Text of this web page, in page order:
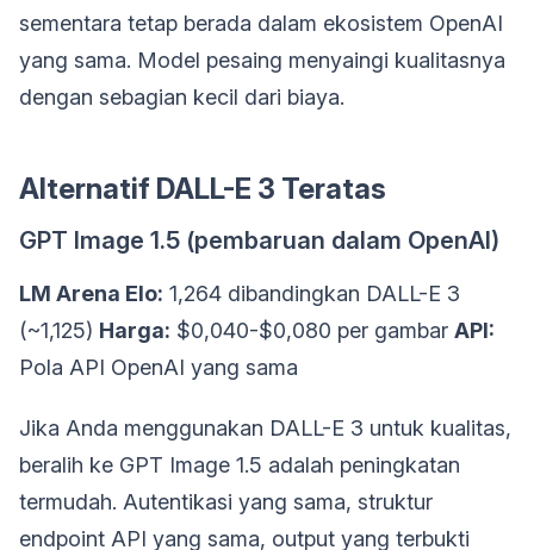
sementara tetap berada dalam ekosistem OpenAI
yang sama. Model pesaing menyaingi kualitasnya
dengan sebagian kecil dari biaya.
Alternatif DALL-E 3 Teratas
GPT Image 1.5 (pembaruan dalam OpenAI)
LM Arena Elo: 1,264 dibandingkan DALL-E 3
(~1,125) Harga: $0,040-$0,080 per gambar API:
Pola API OpenAI yang sama
Jika Anda menggunakan DALL-E 3 untuk kualitas,
beralih ke GPT Image 1.5 adalah peningkatan
termudah. Autentikasi yang sama, struktur
endpoint API yang sama, output yang terbukti